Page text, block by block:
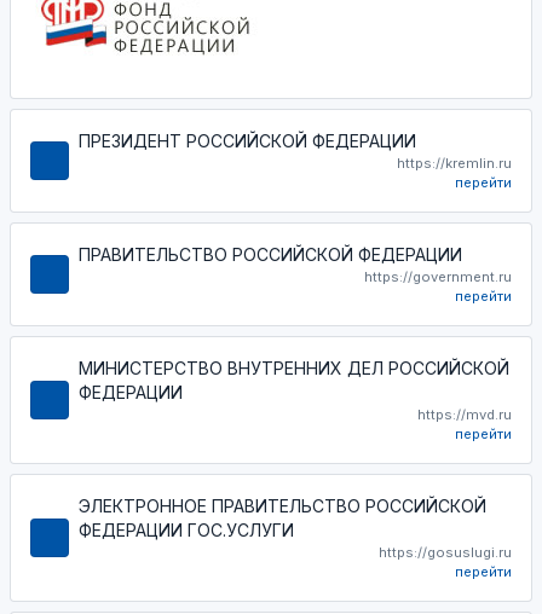
ПРЕЗИДЕНТ РОССИЙСКОЙ ФЕДЕРАЦИИ
https://kremlin.ru
перейти
ПРАВИТЕЛЬСТВО РОССИЙСКОЙ ФЕДЕРАЦИИ
https://government.ru
перейти
МИНИСТЕРСТВО ВНУТРЕННИХ ДЕЛ РОССИЙСКОЙ
ФЕДЕРАЦИИ
https://mvd.ru
перейти
ЭЛЕКТРОННОЕ ПРАВИТЕЛЬСТВО РОССИЙСКОЙ
ФЕДЕРАЦИИ ГОС.УСЛУГИ
https://gosuslugi.ru
перейти